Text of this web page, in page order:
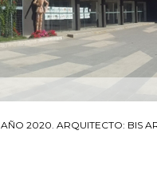
AÑO 2020. ARQUITECTO: BIS